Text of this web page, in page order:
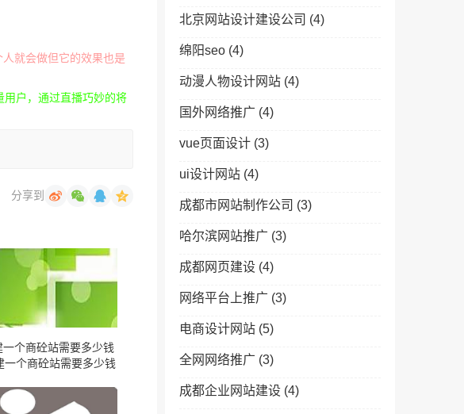
就会做但它的效果也是
用户，通过直播巧妙的将
分享到
一个商砼站需要多少钱
一个商砼站需要多少钱
北京网站设计建设公司 (4)
绵阳seo (4)
动漫人物设计网站 (4)
国外网络推广 (4)
vue页面设计 (3)
ui设计网站 (4)
成都市网站制作公司 (3)
哈尔滨网站推广 (3)
成都网页建设 (4)
网络平台上推广 (3)
电商设计网站 (5)
全网网络推广 (3)
成都企业网站建设 (4)